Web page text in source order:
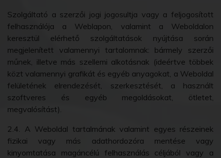
Szolgáltató a szerzői jogi jogosultja vagy a feljogosított
felhasználója a Weblapon, valamint a Weboldalon
keresztül elérhető szolgáltatások nyújtása során
megjelenített valamennyi tartalomnak: bármely szerzői
műnek, illetve más szellemi alkotásnak (ideértve többek
közt valamennyi grafikát és egyéb anyagokat, a Weboldal
felületének elrendezését, szerkesztését, a használt
szoftveres és egyéb megoldásokat, ötletet,
megvalósítást).
2.4. A Weboldal tartalmának valamint egyes részeinek
fizikai vagy más adathordozóra mentése vagy
kinyomtatása magáncélú felhasználás céljából vagy a